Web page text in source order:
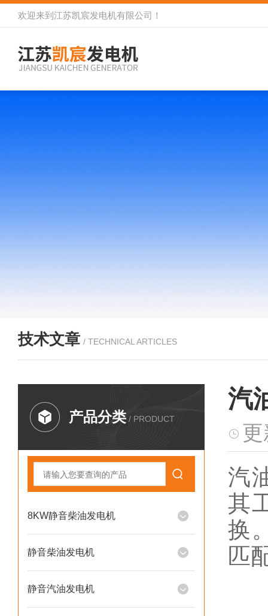
欢迎来到 江苏凯宸发电机有限公司 ！
技术文章 / TECHNICAL ARTICLES
产品分类 / PRODUCT
8KW静音柴油发电机
静音柴油发电机
静音汽油发电机
汽
汽
其
换
匹